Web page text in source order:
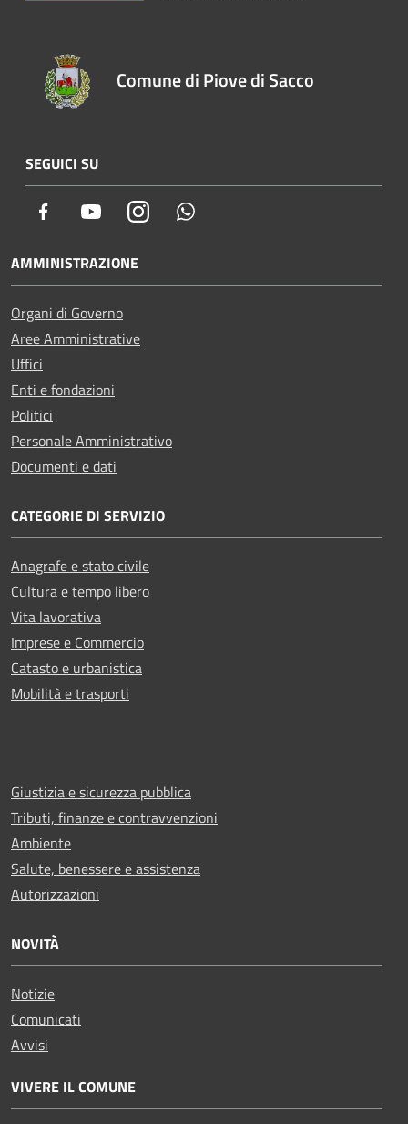
Comune di Piove di Sacco
SEGUICI SU
Facebook YoutubeInstagram
AMMINISTRAZIONE
Organi di Governo
Aree Amministrative
Uffici
Enti e fondazioni
Politici
Personale Amministrativo
Documenti e dati
CATEGORIE DI SERVIZIO
Anagrafe e stato civile
Cultura e tempo libero
Vita lavorativa
Imprese e Commercio
Catasto e urbanistica
Mobilità e trasporti
Giustizia e sicurezza pubblica
Tributi, finanze e contravvenzioni
Ambiente
Salute, benessere e assistenza
Autorizzazioni
NOVITÀ
Notizie
Comunicati
Avvisi
VIVERE IL COMUNE